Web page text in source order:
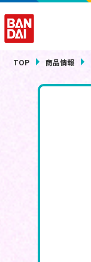
TOP 商品情報